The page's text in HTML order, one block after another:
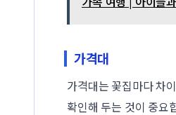
가격대
가격대는 꽃집마다 차
확인해 두는 것이 중요